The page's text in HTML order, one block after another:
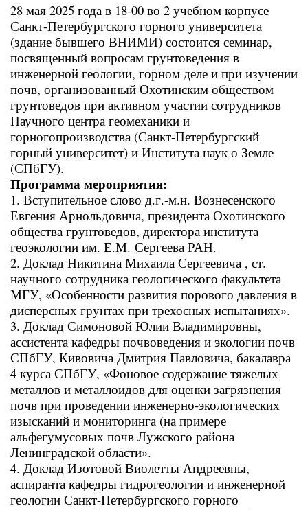
28 мая 2025 года в 18-00 во 2 учебном корпусе
Санкт-Петербургского горного университета
(здание бывшего ВНИМИ) состоится семинар,
посвященный вопросам грунтоведения в
инженерной геологии, горном деле и при изучении
почв, организованный Охотинским обществом
грунтоведов при активном участии сотрудников
Научного центра геомеханики и
горногопроизводства (Санкт-Петербургский
горный университет) и Института наук о Земле
(СПбГУ).
Программа мероприятия:
1. Вступительное слово д.г.-м.н. Вознесенского
Евгения Арнольдовича, президента Охотинского
общества грунтоведов, директора института
геоэкологии им. Е.М. Сергеева РАН.
2. Доклад Никитина Михаила Сергеевича , ст.
научного сотрудника геологического факультета
МГУ, «Особенности развития порового давления в
дисперсных грунтах при трехосных испытаниях».
3. Доклад Симоновой Юлии Владимировны,
ассистента кафедры почвоведения и экологии почв
СПбГУ, Кивовича Дмитрия Павловича, бакалавра
4 курса СПбГУ, «Фоновое содержание тяжелых
металлов и металлоидов для оценки загрязнения
почв при проведении инженерно-экологических
изысканий и мониторинга (на примере
альфегумусовых почв Лужского района
Ленинградской области».
4. Доклад Изотовой Виолетты Андреевны,
аспиранта кафедры гидрогеологии и инженерной
геологии Санкт-Петербургского горного